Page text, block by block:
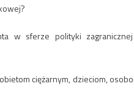
w sferze polityki
ciężarnym, dzieciom,